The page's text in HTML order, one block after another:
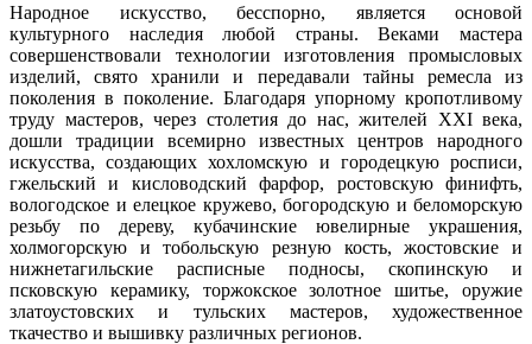
Народное искусство, бесспорно, является основой
культурного наследия любой страны. Веками мастера
совершенствовали технологии изготовления промысловых
изделий, свято хранили и передавали тайны ремесла из
поколения в поколение. Благодаря упорному кропотливому
труду мастеров, через столетия до нас, жителей XXI века,
дошли традиции всемирно известных центров народного
искусства, создающих хохломскую и городецкую росписи,
гжельский и кисловодский фарфор, ростовскую финифть,
вологодское и елецкое кружево, богородскую и беломорскую
резьбу по дереву, кубачинские ювелирные украшения,
холмогорскую и тобольскую резную кость, жостовские и
нижнетагильские расписные подносы, скопинскую и
псковскую керамику, торжокское золотное шитье, оружие
златоустовских и тульских мастеров, художественное
ткачество и вышивку различных регионов.